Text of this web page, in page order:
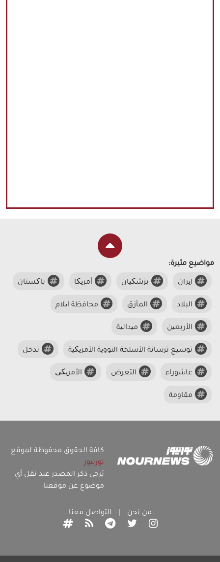
مواضيع مثيرة:
ایران بزشکیان أمریکا باکستان
البلاد المأزق محافظة ایلام
الأربعین میدالیة
توسیع ترسانة الأسلحة النوویة الأمریکیة تدخل
عاشوراء التعرض الأمریکی
مقاومة
كافة الحقوق محفوظة لموقع
نورنيوز
يُرجى ذكر المصدر عند نقل أي
موضوع عن موقعنا
من نحن التواصل معنا